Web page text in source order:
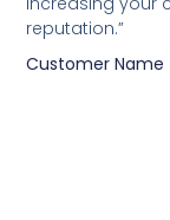
reputation.”
Customer Name